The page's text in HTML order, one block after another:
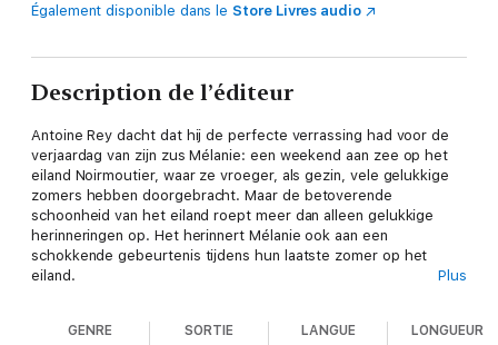
Également disponible dans leStore Livres audio
Description de l’éditeur
Antoine Rey dacht dat hij de perfecte verrassing had voor de
verjaardag van zijn zus Mélanie: een weekend aan zee op het
eiland Noirmoutier, waar ze vroeger, als gezin, vele gelukkige
zomers hebben doorgebracht. Maar de betoverende
schoonheid van het eiland roept meer dan alleen gelukkige
herinneringen op. Het herinnert Mélanie ook aan een
schokkende gebeurtenis tijdens hun laatste zomer op het
eiland.
vertellen wat ze weet, verandert dat alles. In de nasleep van
Plus
GENRE SORTIE LANGUE LONGUEUR